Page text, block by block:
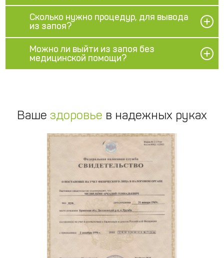
Сколько нужно процедур, для вывода
из запоя?
Можно ли выйти из запоя без
медицинской помощи?
Ваше здоровье в надежных руках